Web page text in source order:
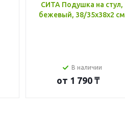
СИТА Подушка на стул,
бежевый, 38/35x38x2 см
В наличии
от 1 790 ₸